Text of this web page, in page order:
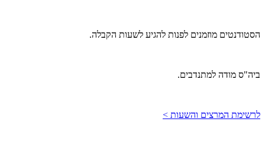
הסטודנטים מוזמנים לפנות להגיע לשעות הקבלה.
ביה"ס מודה למתנדבים.
לרשימת המרצים והשעות >